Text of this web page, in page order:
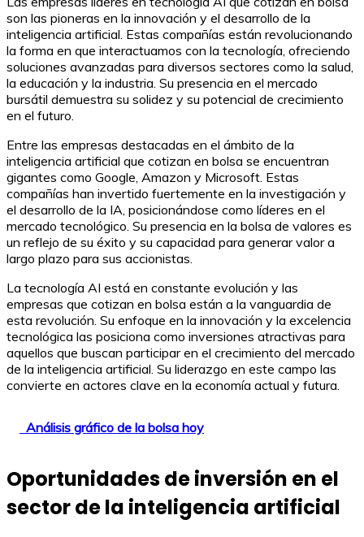
son las pioneras en la innovación y el desarrollo de la
inteligencia artificial. Estas compañías están revolucionando
la forma en que interactuamos con la tecnología, ofreciendo
soluciones avanzadas para diversos sectores como la salud,
la educación y la industria. Su presencia en el mercado
bursátil demuestra su solidez y su potencial de crecimiento
en el futuro.
Entre las empresas destacadas en el ámbito de la
inteligencia artificial que cotizan en bolsa se encuentran
gigantes como Google, Amazon y Microsoft. Estas
compañías han invertido fuertemente en la investigación y
el desarrollo de la IA, posicionándose como líderes en el
mercado tecnológico. Su presencia en la bolsa de valores es
un reflejo de su éxito y su capacidad para generar valor a
largo plazo para sus accionistas.
La tecnología AI está en constante evolución y las
empresas que cotizan en bolsa están a la vanguardia de
esta revolución. Su enfoque en la innovación y la excelencia
tecnológica las posiciona como inversiones atractivas para
aquellos que buscan participar en el crecimiento del mercado
de la inteligencia artificial. Su liderazgo en este campo las
convierte en actores clave en la economía actual y futura.
Análisis gráfico de la bolsa hoy
Oportunidades de inversión en el
sector de la inteligencia artificial